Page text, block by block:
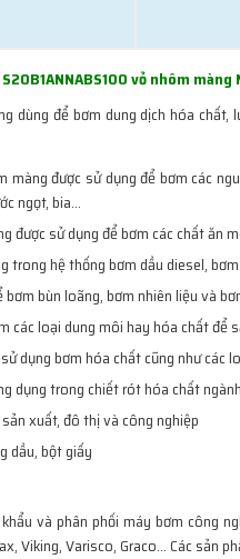
vỏ nhôm màng
dùng để bơm dung dịch hóa
màng được sử dụng để bơm các
ngọt, bia…
được sử dụng để bơm các chất ăn
trong hệ thống bơm dầu diesel,
bùn loãng, bơm nhiên liệu và
các loại dung môi hay hóa chất để
dụng bơm hóa chất cũng như các
dụng trong chiết rót hóa chất
xuất, đô thị và công nghiệp
dầu, bột giấy
và phân phối máy bơm công
Viking, Varisco, Graco… Các sản